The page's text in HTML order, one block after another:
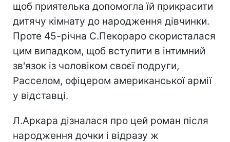
щоб приятелька допомогла їй прикрасити
дитячу кімнату до народження дівчинки.
Проте 45-річна С.Пекораро скористалася
цим випадком, щоб вступити в інтимний
зв'язок із чоловіком своєї подруги,
Расселом, офіцером американської армії
у відставці.
Л.Аркара дізналася про цей роман після
народження дочки і відразу ж